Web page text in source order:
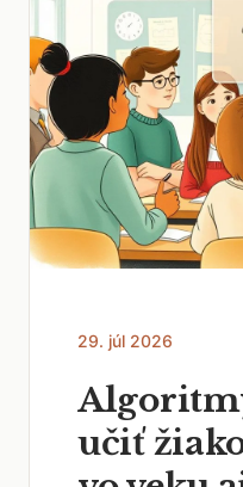
29. júl 2026
učiť